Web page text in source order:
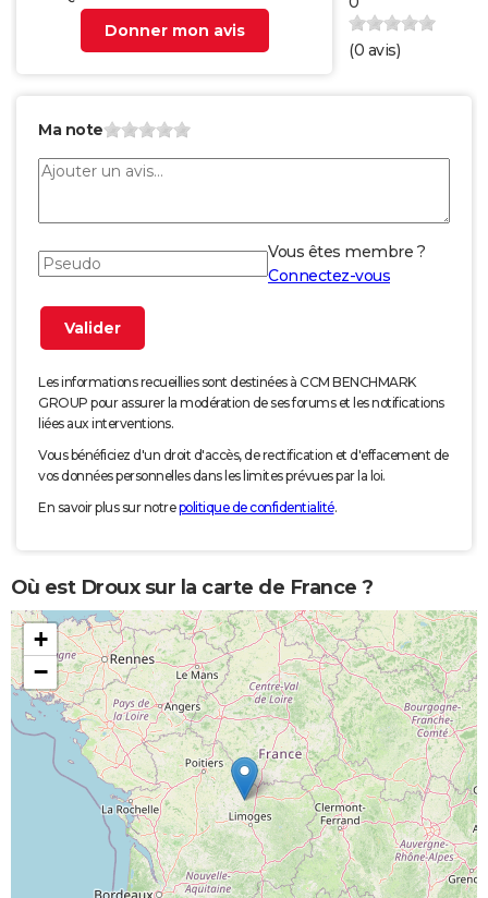
Donner mon avis
(0 avis)
Ma note
Vous êtes membre ?
Connectez-vous
Les informations recueillies sont destinées à CCM BENCHMARK
GROUP pour assurer la modération de ses forums et les notifications
liées aux interventions.
Vous bénéficiez d'un droit d'accès, de rectification et d'effacement de
vos données personnelles dans les limites prévues par la loi.
En savoir plus sur notrepolitique de confidentialité.
Où est Droux sur la carte de France ?
+
−